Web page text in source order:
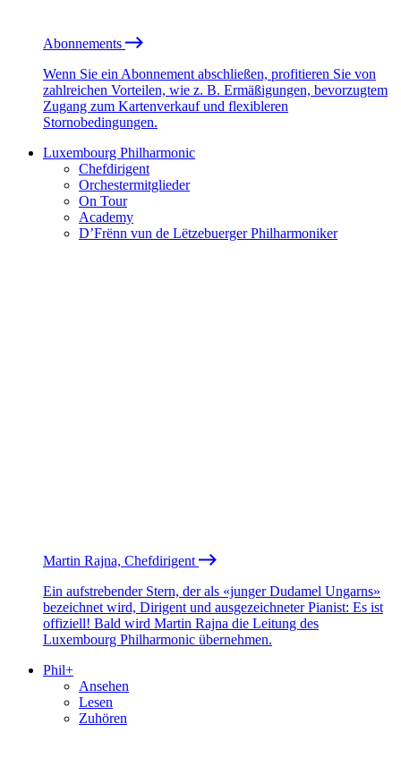
Abonnements
Wenn Sie ein Abonnement abschließen, profitieren Sie von
zahlreichen Vorteilen, wie z. B. Ermäßigungen, bevorzugtem
Zugang zum Kartenverkauf und flexibleren
Stornobedingungen.
Luxembourg Philharmonic
Chefdirigent
Orchestermitglieder
On Tour
Academy
D’Frënn vun de Lëtzebuerger Philharmoniker
Martin Rajna, Chefdirigent
Ein aufstrebender Stern, der als «junger Dudamel Ungarns»
bezeichnet wird, Dirigent und ausgezeichneter Pianist: Es ist
offiziell! Bald wird Martin Rajna die Leitung des
Luxembourg Philharmonic übernehmen.
Phil+
Ansehen
Lesen
Zuhören